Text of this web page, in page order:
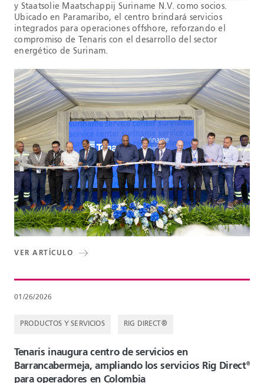
y Staatsolie Maatschappij Suriname N.V. como socios.
Ubicado en Paramaribo, el centro brindará servicios
integrados para operaciones offshore, reforzando el
compromiso de Tenaris con el desarrollo del sector
energético de Surinam.
VER ARTÍCULO
01/26/2026
PRODUCTOS Y SERVICIOS RIG DIRECT®
Tenaris inaugura centro de servicios en
Barrancabermeja, ampliando los servicios Rig Direct®
para operadores en Colombia